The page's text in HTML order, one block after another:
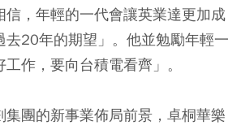
信，年輕的一代會讓英業達更加成
去20年的期望」。他並勉勵年輕一
作，要向台積電看齊」。
集團的新事業佈局前景，卓桐華樂